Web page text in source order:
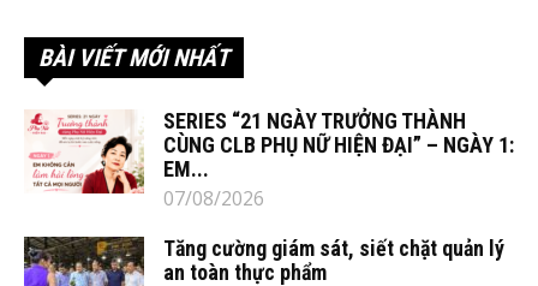
BÀI VIẾT MỚI NHẤT
SERIES “21 NGÀY TRƯỞNG THÀNH
CÙNG CLB PHỤ NỮ HIỆN ĐẠI” – NGÀY 1:
EM...
07/08/2026
Tăng cường giám sát, siết chặt quản lý
an toàn thực phẩm